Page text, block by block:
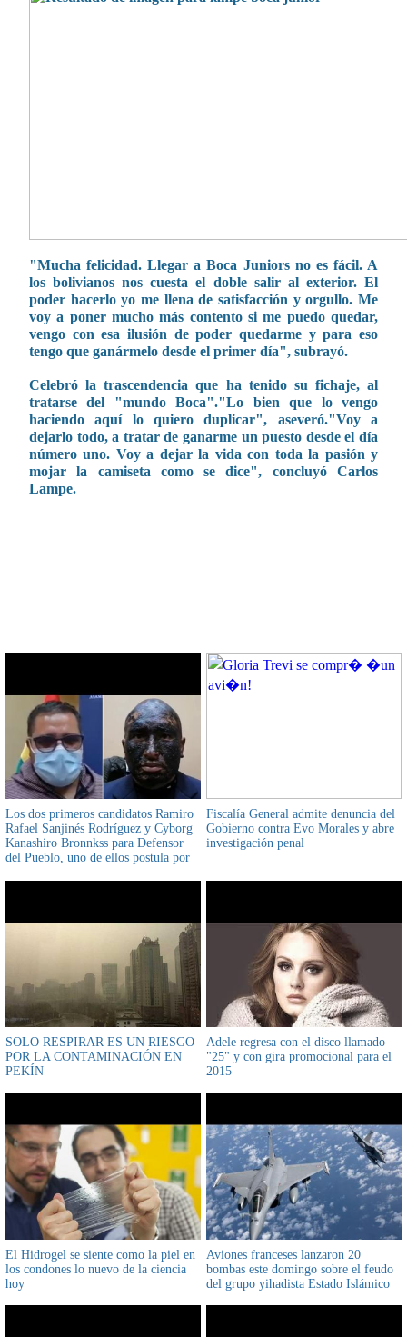
"Mucha felicidad. Llegar a Boca Juniors no es fácil. A
los bolivianos nos cuesta el doble salir al exterior. El
poder hacerlo yo me llena de satisfacción y orgullo. Me
voy a poner mucho más contento si me puedo quedar,
vengo con esa ilusión de poder quedarme y para eso
tengo que ganármelo desde el primer día", subrayó.
Celebró la trascendencia que ha tenido su fichaje, al
tratarse del "mundo Boca"."Lo bien que lo vengo
haciendo aquí lo quiero duplicar", aseveró."Voy a
dejarlo todo, a tratar de ganarme un puesto desde el día
número uno. Voy a dejar la vida con toda la pasión y
mojar la camiseta como se dice", concluyó Carlos
Lampe.
Los dos primeros candidatos Ramiro
Rafael Sanjinés Rodríguez y Cyborg
Kanashiro Bronnkss para Defensor
del Pueblo, uno de ellos postula por
Fiscalía General admite denuncia del
Gobierno contra Evo Morales y abre
investigación penal
SOLO RESPIRAR ES UN RIESGO
POR LA CONTAMINACIÓN EN
PEKÍN
Adele regresa con el disco llamado
"25" y con gira promocional para el
2015
El Hidrogel se siente como la piel en
los condones lo nuevo de la ciencia
hoy
Aviones franceses lanzaron 20
bombas este domingo sobre el feudo
del grupo yihadista Estado Islámico